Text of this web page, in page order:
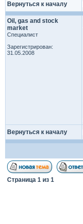
Вернуться к началу
Oil, gas and stock
market
Специалист
Зарегистрирован:
31.05.2008
Вернуться к началу
Страница 1 из 1